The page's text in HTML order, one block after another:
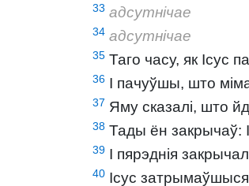
33 адсутнічае
34 адсутнічае
35 Таго часу, як Ісус
36 І пачуўшы, што
37 Яму сказалі, што
38 Тады ён закрычаў:
39 І пярэднія
40 Ісус